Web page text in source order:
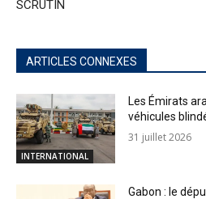
SCRUTIN
ARTICLES CONNEXES
INTERNATIONAL
Les Émirats
véhicules
31 juillet 2026
Gabon : le